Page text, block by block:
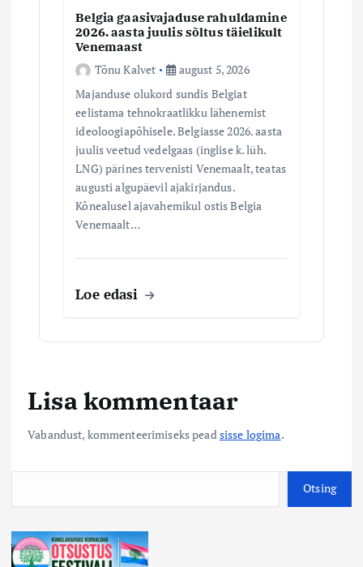
Belgia gaasivajaduse rahuldamine
2026. aasta juulis sõltus täielikult
Venemaast
Tõnu Kalvet
august 5, 2026
Majanduse olukord sundis Belgiat
eelistama tehnokraatlikku lähenemist
ideoloogiapõhisele. Belgiasse 2026. aasta
juulis veetud vedelgaas (inglise k. lüh.
LNG) pärines tervenisti Venemaalt, teatas
augusti algupäevil ajakirjandus.
Kõnealusel ajavahemikul ostis Belgia
Venemaalt…
Loe edasi
Lisa kommentaar
Vabandust, kommenteerimiseks peadsisse logima.
i
Otsing